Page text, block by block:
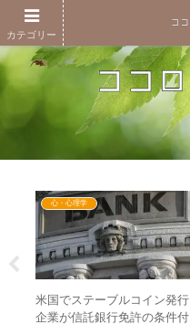
心・心理学
米国でステーブルコイン発行
企業が信託銀行免許の条件付
カテゴリー